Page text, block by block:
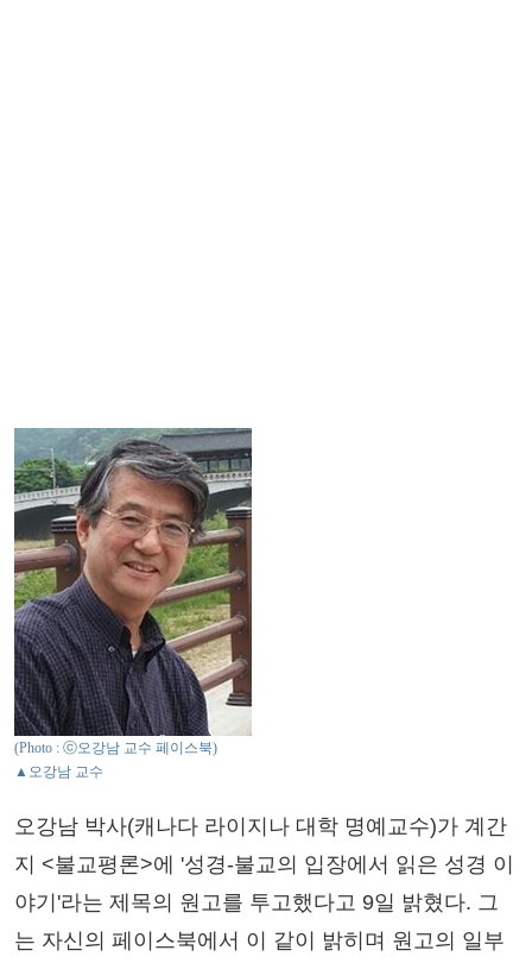
(Photo : ⓒ오강남 교수 페이스북)
▲오강남 교수
오강남 박사(캐나다 라이지나 대학 명예교수)가 계간
지 <불교평론>에 '성경-불교의 입장에서 읽은 성경 이
야기'라는 제목의 원고를 투고했다고 9일 밝혔다. 그
는 자신의 페이스북에서 이 같이 밝히며 원고의 일부